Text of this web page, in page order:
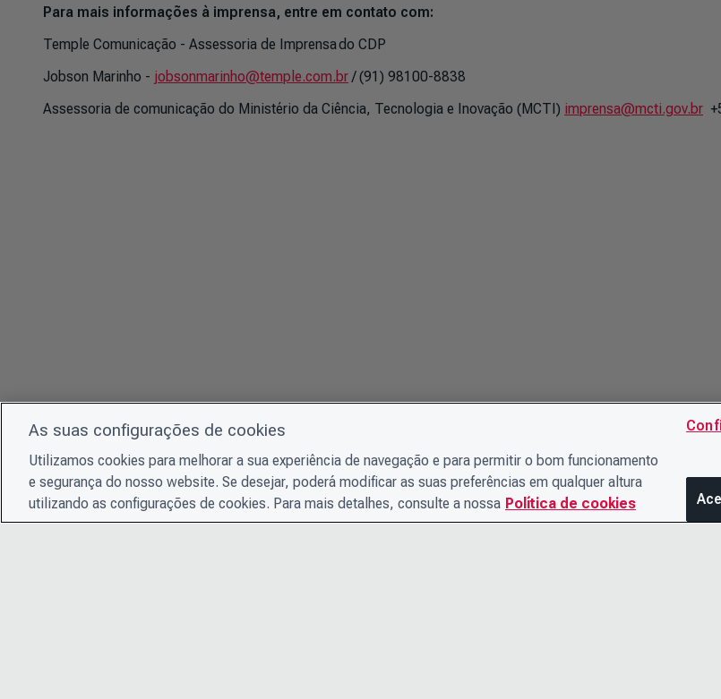
Para mais informações à imprensa, entre em contato com:
Temple Comunicação - Assessoria de Imprensa do CDP
Jobson Marinho - jobsonmarinho@temple.com.br/ (91) 98100-8838
Assessoria de comunicação do Ministério da Ciência, Tecnologia e Inovação (MCTI) imprensa@mcti.gov.br
As suas configurações de cookies
Utilizamos cookies para melhorar a sua experiência de navegação e para permitir o bom funcionamento
e segurança do nosso website. Se desejar, poderá modificar as suas preferências em qualquer altura
utilizando as configurações de cookies. Para mais detalhes, consulte a nossa Política de cookies